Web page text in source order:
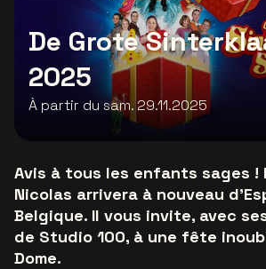
De Grote
2025
À partir du sam. 29.11.2025
Avis à tous les enfants sages !
Nicolas arrivera à nouveau
Belgique. Il vous invite, avec
de Studio 100, à une fête
Dome.